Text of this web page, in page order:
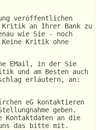
veröffentlichen
an Ihrer Bank zu
wie Sie - noch
Keine Kritik ohne
EMail, in der Sie
und am Besten auch
erläutern, an:
eG kontaktieren
geben.
Kontaktdaten an die
das bitte mit.